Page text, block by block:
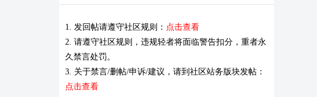
1. 发回帖请遵守社区规则： 点击查看
2. 请遵守社区规则，违规轻者将面临警告扣分，重者永
久禁言处罚。
3. 关于禁言/删帖/申诉/建议，请到社区站务版块发帖：
点击查看